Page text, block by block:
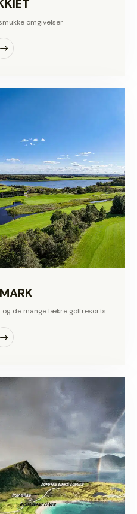
omgivelser
og de mange lækre golfresorts